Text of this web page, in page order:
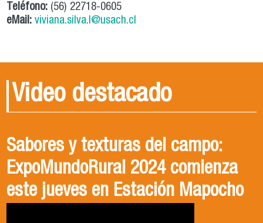
Teléfono: (56) 22718-0605
eMail:viviana.silva.l@usach.cl
Video destacado
Sabores y texturas del campo:
ExpoMundoRural 2024 comienza
este jueves en Estación Mapocho
Conoce Ingeniería en
Agronegocios, USACH
Cosechando Sostenibilidad: ¿Cómo
nos Vinculamos con el Medio?